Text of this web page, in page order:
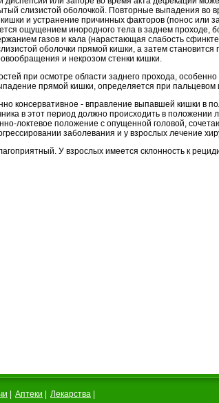
слизистой оболочкой. Повторные выпадения во
и устранение причинных факторов (понос или
ощущением инородного тела в заднем проходе,
газов и кала (нарастающая слабость
оболочки прямой кишки, а затем
и некрозом стенки кишки.
при осмотре области заднего прохода,
прямой кишки, определяется при
консервативное - вправление выпавшей кишки в
в этот период должно происходить в положении
локтевое положение с опущенной головой,
заболевания и у взрослых лечение
У взрослых имеется склонность к
Аптеки Лекарства